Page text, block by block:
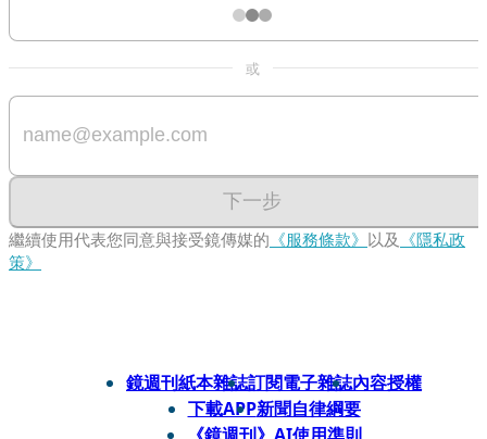
或
下一步
繼續使用代表您同意與接受鏡傳媒的 《服務條款》 以及 《隱私政
策》
鏡週刊紙本雜誌訂閱電子雜誌內容授權
下載APP新聞自律綱要